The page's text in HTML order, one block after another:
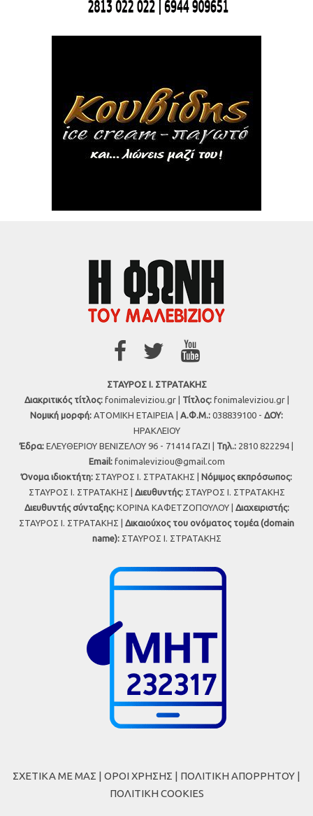
ΣΤΑΥΡΟΣ Ι. ΣΤΡΑΤΑΚΗΣ
Διακριτικός τίτλος:fonimaleviziou.gr | Τίτλος:fonimaleviziou.gr |
Νομική μορφή: ΑΤΟΜΙΚΗ ΕΤΑΙΡΕΙΑ | Α.Φ.Μ.: 038839100 - ΔΟΥ:
ΗΡΑΚΛΕΙΟΥ
Έδρα: ΕΛΕΥΘΕΡΙΟΥ ΒΕΝΙΖΕΛΟΥ 96 - 71414 ΓΑΖΙ | Τηλ.: 2810 822294 |
Εmail: fonimaleviziou@gmail.com
Όνομα ιδιοκτήτη: ΣΤΑΥΡΟΣ Ι. ΣΤΡΑΤΑΚΗΣ | Νόμιμος εκπρόσωπος:
ΣΤΑΥΡΟΣ Ι. ΣΤΡΑΤΑΚΗΣ | Διευθυντής:ΣΤΑΥΡΟΣ Ι. ΣΤΡΑΤΑΚΗΣ
Διευθυντής σύνταξης:ΚΟΡΙΝΑ ΚΑΦΕΤΖΟΠΟΥΛΟΥ | Διαχειριστής:
ΣΤΑΥΡΟΣ Ι. ΣΤΡΑΤΑΚΗΣ | Δικαιούχος του ονόματος τομέα (domain
name):ΣΤΑΥΡΟΣ Ι. ΣΤΡΑΤΑΚΗΣ
ΣΧΕΤΙΚΑ ΜΕ ΜΑΣ | ΟΡΟΙ ΧΡΗΣΗΣ | ΠΟΛΙΤΙΚΗ ΑΠΟΡΡΗΤΟΥ |
ΠΟΛΙΤΙΚΗ COOKIES